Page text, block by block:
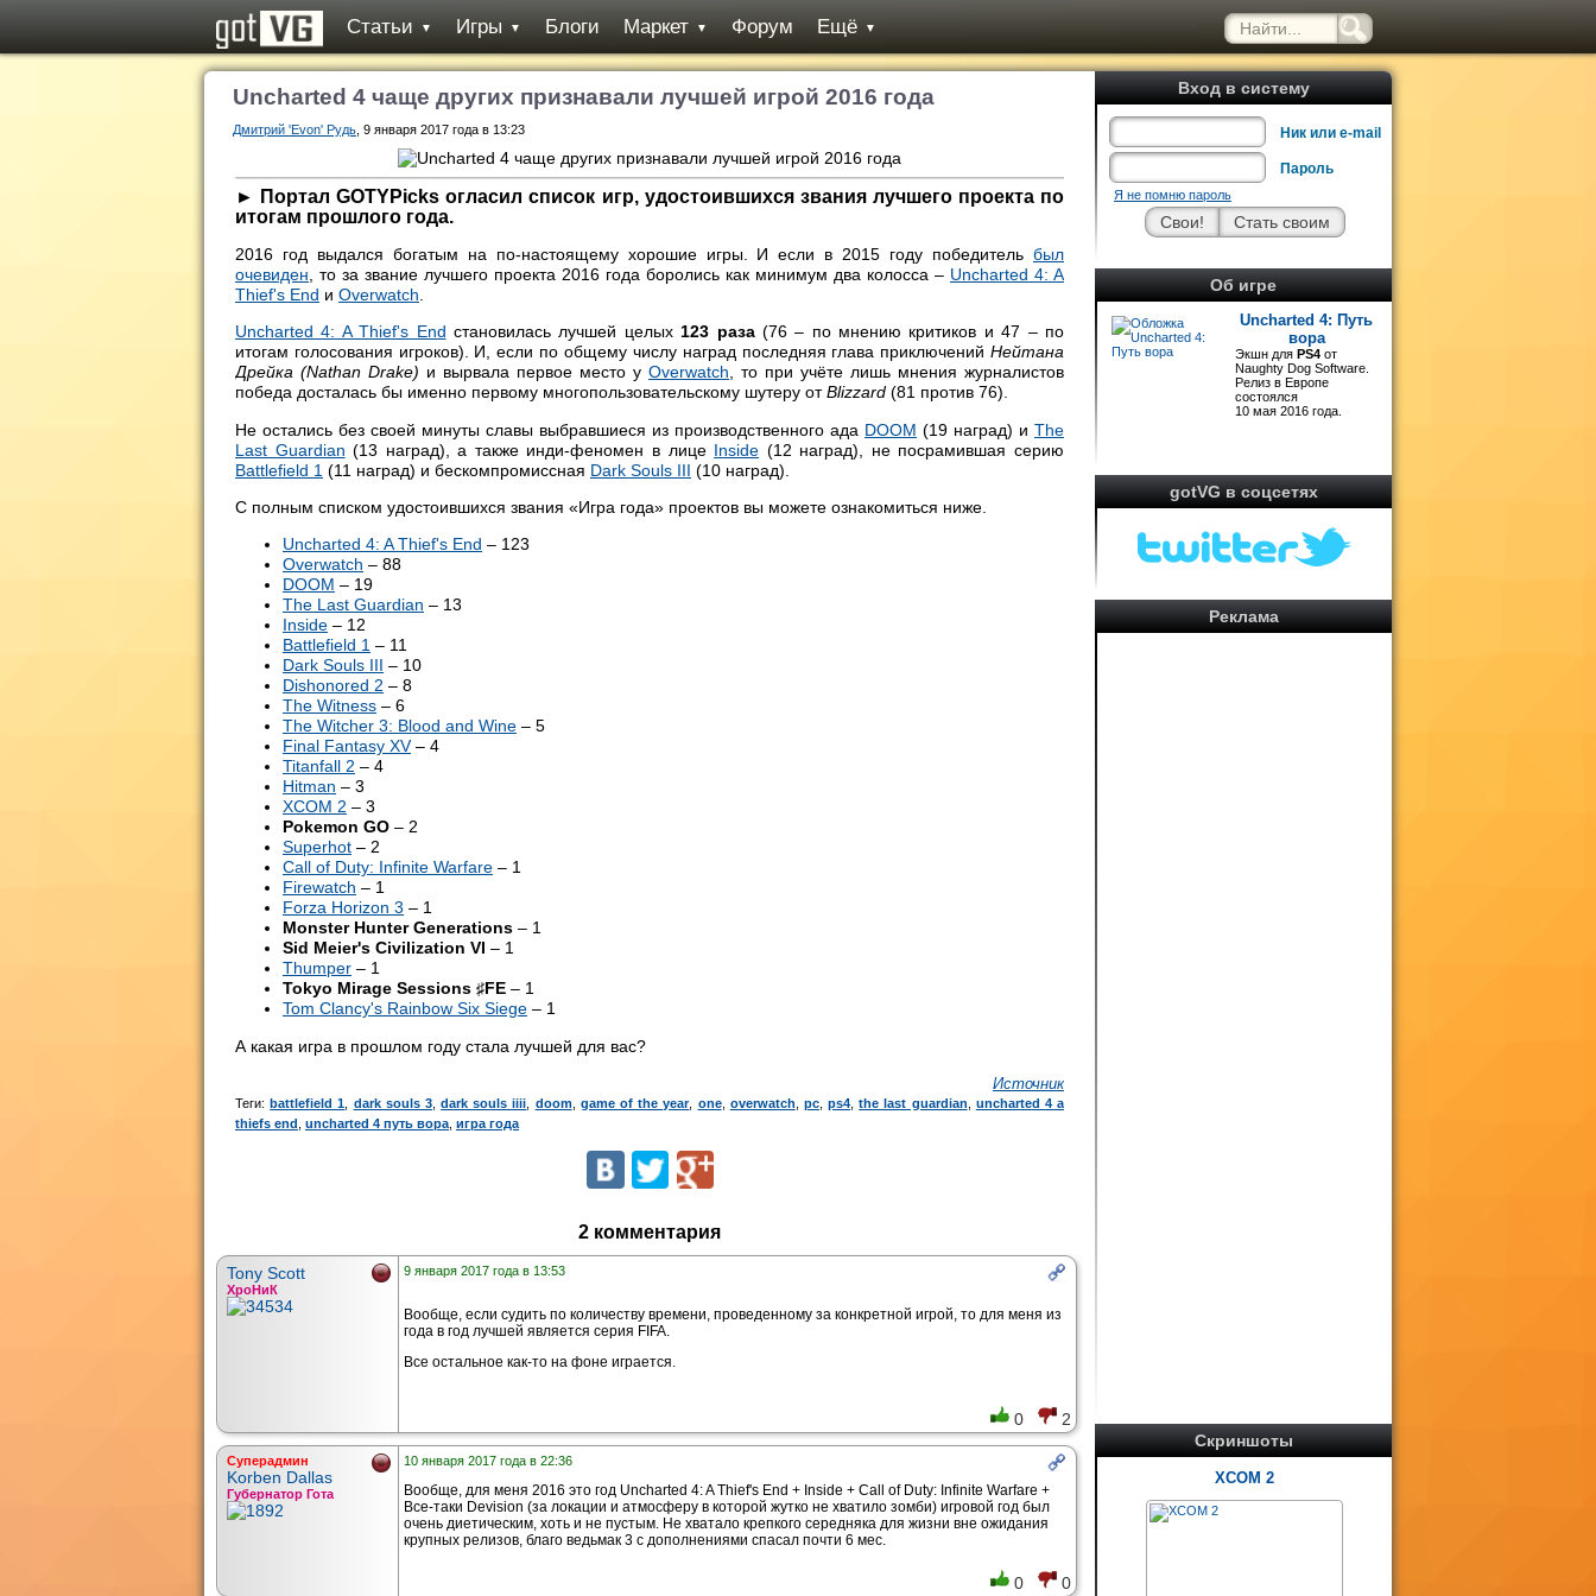
Статьи ▼ Игры ▼ Блоги Маркет ▼ Форум Ещё ▼
Вход в систему
Ник или e-mail
Пароль
Я не помню пароль
Об игре
Uncharted 4: Путь
вора
Экшн для PS4 от
Naughty Dog Software.
Релиз в Европе
состоялся
10 мая 2016 года.
gotVG в соцсетях
Реклама
Скриншоты
XCOM 2
Uncharted 4 чаще других признавали лучшей игрой 2016 года
Дмитрий 'Evon' Рудь , 9 января 2017 года в 13:23
► Портал GOTYPicks огласил список игр, удостоившихся звания лучшего проекта по
итогам прошлого года.
2016 год выдался богатым на по-настоящему хорошие игры. И если в 2015 году победитель был
очевиден , то за звание лучшего проекта 2016 года боролись как минимум два колосса – Uncharted 4: A
Thief's End и Overwatch
Uncharted 4: A Thief's End становилась лучшей целых 123 раза(76 – по мнению критиков и 47 – по
итогам голосования игроков). И, если по общему числу наград последняя глава приключений Нейтана
Дрейка (Nathan Drake) и вырвала первое место у Overwatch , то при учёте лишь мнения журналистов
победа досталась бы именно первому многопользовательскому шутеру отBlizzard (81 против 76).
Не остались без своей минуты славы выбравшиеся из производственного ада DOOM (19 наград) и The
Last Guardian (13 наград), а также инди-феномен в лице Inside (12 наград), не посрамившая серию
Battlefield 1 (11 наград) и бескомпромиссная Dark Souls III (10 наград).
С полным списком удостоившихся звания «Игра года» проектов вы можете ознакомиться ниже.
Uncharted 4: A Thief's End – 123
Overwatch – 88
DOOM – 19
The Last Guardian – 13
Inside – 12
Battlefield 1 – 11
Dark Souls III – 10
Dishonored 2 – 8
The Witness – 6
The Witcher 3: Blood and Wine – 5
Final Fantasy XV– 4
Titanfall 2 – 4
Hitman – 3
XCOM 2 – 3
Pokemon GO – 2
Superhot – 2
Call of Duty: Infinite Warfare – 1
Firewatch – 1
Forza Horizon 3 – 1
Monster Hunter Generations – 1
Sid Meier's Civilization VI – 1
Thumper – 1
Tokyo Mirage Sessions ♯FE – 1
Tom Clancy's Rainbow Six Siege – 1
А какая игра в прошлом году стала лучшей для вас?
Источник
Теги:battlefield 1 dark souls 3,dark souls iiii doom, game of the year, one, overwatch pc,ps4 ,the last guardian
uncharted 4 a
thiefs end uncharted 4 путь вора игра года
2 комментария
Tony Scott
ХроНиК
9 января 2017 года в 13:53
Вообще, если судить по количеству времени, проведенному за конкретной игрой, то для меня из
года в год лучшей является серия FIFA.
Все остальное как-то на фоне играется.
0 2
Суперадмин
Korben Dallas
Губернатор Гота
10 января 2017 года в 22:36
Вообще, для меня 2016 это год Uncharted 4: A Thief's End + Inside + Call of Duty: Infinite Warfare +
Все-таки Devision (за локации и атмосферу в которой жутко не хватило зомби) игровой год был
очень диетическим, хоть и не пустым. Не хватало крепкого середняка для жизни вне ожидания
крупных релизов, благо ведьмак 3 с дополнениями спасал почти 6 мес.
0 0